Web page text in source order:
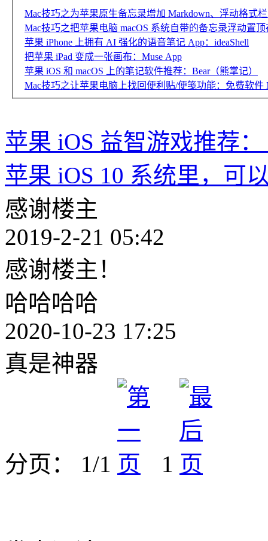
Mac技巧之为苹果原生备忘录增加 Markdown、浮动格式
Mac技巧之把苹果电脑 macOS 系统自带的备忘录浮动置
苹果 iPhone 上拥有 AI 强化的语音笔记 App：ideaShell
把苹果 iPad 变成一张画布：Muse App
苹果 iOS 和 macOS 上的笔记软件推荐：Bear（熊掌记）
Mac技巧之让苹果电脑上找回便利贴/便笺功能：免费软件
苹果 iOS 益智游戏推荐
苹果 iOS 10 系统里，可
感谢楼主
2019-2-21 05:42
感谢楼主！
哈哈哈哈
2020-10-23 17:25
真是神器
分页： 1/1 1